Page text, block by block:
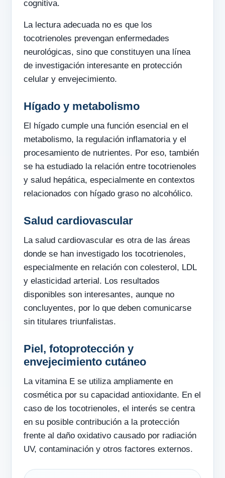
cognitiva.
La lectura adecuada no es que los
tocotrienoles prevengan enfermedades
neurológicas, sino que constituyen una línea
de investigación interesante en protección
celular y envejecimiento.
Hígado y metabolismo
El hígado cumple una función esencial en el
metabolismo, la regulación inflamatoria y el
procesamiento de nutrientes. Por eso, también
se ha estudiado la relación entre tocotrienoles
y salud hepática, especialmente en contextos
relacionados con hígado graso no alcohólico.
Salud cardiovascular
La salud cardiovascular es otra de las áreas
donde se han investigado los tocotrienoles,
especialmente en relación con colesterol, LDL
y elasticidad arterial. Los resultados
disponibles son interesantes, aunque no
concluyentes, por lo que deben comunicarse
sin titulares triunfalistas.
Piel, fotoprotección y
envejecimiento cutáneo
La vitamina E se utiliza ampliamente en
cosmética por su capacidad antioxidante. En el
caso de los tocotrienoles, el interés se centra
en su posible contribución a la protección
frente al daño oxidativo causado por radiación
UV, contaminación y otros factores externos.